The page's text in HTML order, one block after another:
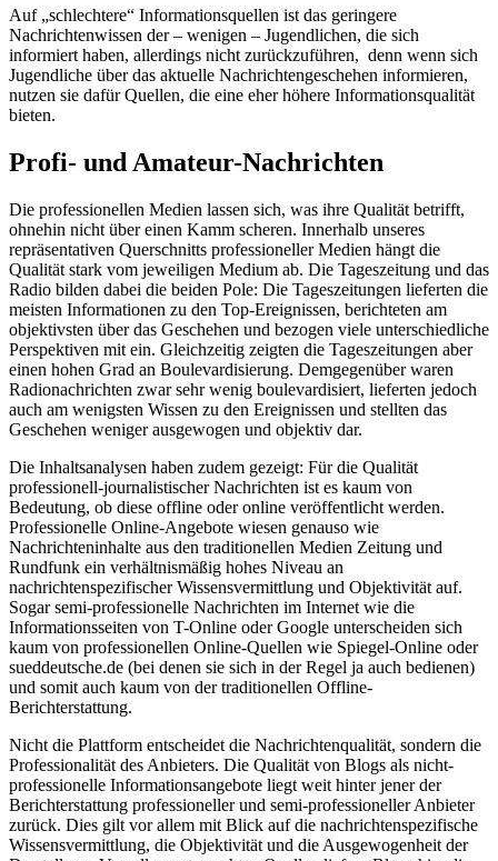
Auf „schlechtere“ Informationsquellen ist das geringere
Nachrichtenwissen der – wenigen – Jugendlichen, die sich
informiert haben, allerdings nicht zurückzuführen, denn wenn sich
Jugendliche über das aktuelle Nachrichtengeschehen informieren,
nutzen sie dafür Quellen, die eine eher höhere Informationsqualität
bieten.
Profi- und Amateur-Nachrichten
Die professionellen Medien lassen sich, was ihre Qualität betrifft,
ohnehin nicht über einen Kamm scheren. Innerhalb unseres
repräsentativen Querschnitts professioneller Medien hängt die
Qualität stark vom jeweiligen Medium ab. Die Tageszeitung und das
Radio bilden dabei die beiden Pole: Die Tageszeitungen lieferten die
meisten Informationen zu den Top-Ereignissen, berichteten am
objektivsten über das Geschehen und bezogen viele unterschiedliche
Perspektiven mit ein. Gleichzeitig zeigten die Tageszeitungen aber
einen hohen Grad an Boulevardisierung. Demgegenüber waren
Radionachrichten zwar sehr wenig boulevardisiert, lieferten jedoch
auch am wenigsten Wissen zu den Ereignissen und stellten das
Geschehen weniger ausgewogen und objektiv dar.
Die Inhaltsanalysen haben zudem gezeigt: Für die Qualität
professionell-journalistischer Nachrichten ist es kaum von
Bedeutung, ob diese offline oder online veröffentlicht werden.
Professionelle Online-Angebote wiesen genauso wie
Nachrichteninhalte aus den traditionellen Medien Zeitung und
Rundfunk ein verhältnismäßig hohes Niveau an
nachrichtenspezifischer Wissensvermittlung und Objektivität auf.
Sogar semi-professionelle Nachrichten im Internet wie die
Informationsseiten von T-Online oder Google unterscheiden sich
kaum von professionellen Online-Quellen wie Spiegel-Online oder
sueddeutsche.de (bei denen sie sich in der Regel ja auch bedienen)
und somit auch kaum von der traditionellen Offline-
Berichterstattung.
Nicht die Plattform entscheidet die Nachrichtenqualität, sondern die
Professionalität des Anbieters. Die Qualität von Blogs als nicht-
professionelle Informationsangebote liegt weit hinter jener der
Berichterstattung professioneller und semi-professioneller Anbieter
zurück. Dies gilt vor allem mit Blick auf die nachrichtenspezifische
Wissensvermittlung, die Objektivität und die Ausgewogenheit der